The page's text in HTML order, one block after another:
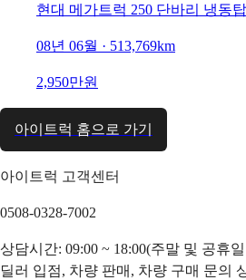
현대 메가트럭 250 단바리 냉동
08년 06월 · 513,769km
2,950만원
아이트럭 홈으로 가기
아이트럭 고객센터
0508-0328-7002
상담시간: 09:00 ~ 18:00(주말 및 공휴
딜러 입점, 차량 판매, 차량 구매 문의